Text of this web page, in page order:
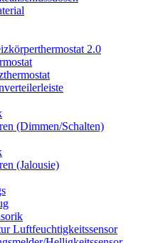
2.0
(Dimmen/Schalten)
(Jalousie)
Luftfeuchtigkeitssensor